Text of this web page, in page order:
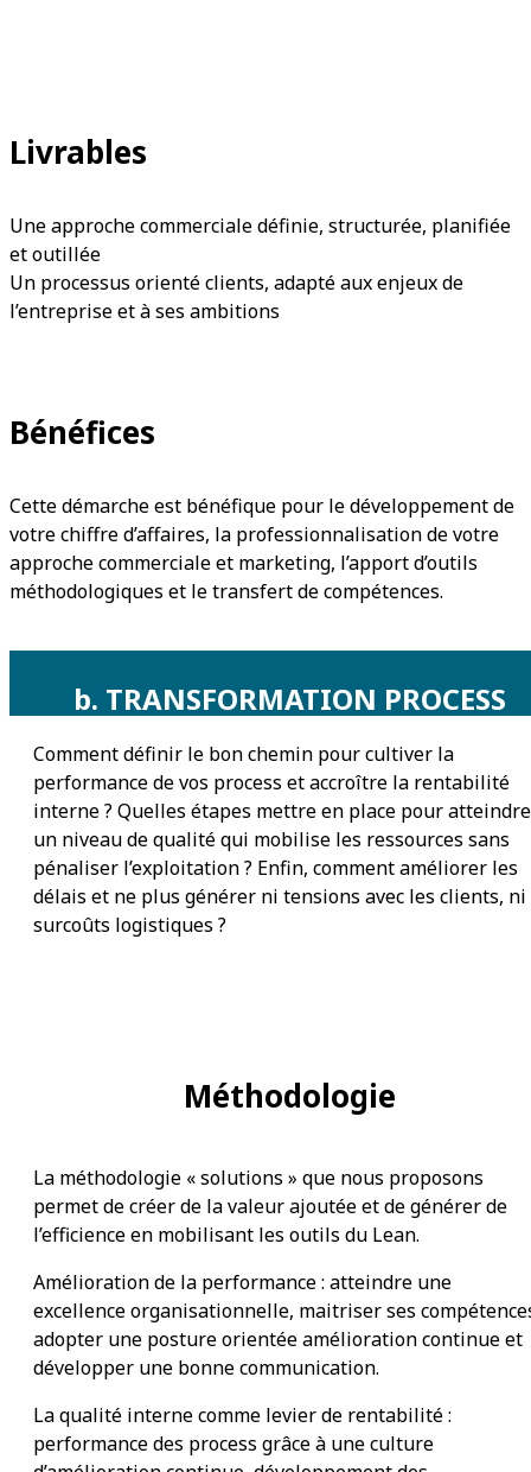
Livrables
Une approche commerciale définie, structurée, planifiée
et outillée
Un processus orienté clients, adapté aux enjeux de
l’entreprise et à ses ambitions
Bénéfices
Cette démarche est bénéfique pour le développement de
votre chiffre d’affaires, la professionnalisation de votre
approche commerciale et marketing, l’apport d’outils
méthodologiques et le transfert de compétences.
b. TRANSFORMATION PROCESS
Comment définir le bon chemin pour cultiver la
performance de vos process et accroître la rentabilité
interne ? Quelles étapes mettre en place pour atteindre
un niveau de qualité qui mobilise les ressources sans
pénaliser l’exploitation ? Enfin, comment améliorer les
délais et ne plus générer ni tensions avec les clients, ni
surcoûts logistiques ?
Méthodologie
La méthodologie « solutions » que nous proposons
permet de créer de la valeur ajoutée et de générer de
l’efficience en mobilisant les outils du Lean.
Amélioration de la performance : atteindre une
excellence organisationnelle, maitriser ses
adopter une posture orientée amélioration continue et
développer une bonne communication.
La qualité interne comme levier de rentabilité :
performance des process grâce à une culture